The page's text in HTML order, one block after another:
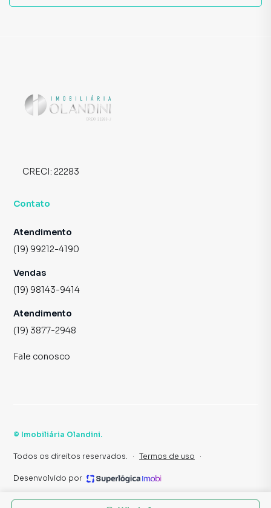
CRECI: 22283
Contato
Atendimento
(19) 99212-4190
Vendas
(19) 98143-9414
Atendimento
(19) 3877-2948
Fale conosco
© Imobiliária Olandini.
Todos os direitos reservados. · Termos de uso ·
Desenvolvido por